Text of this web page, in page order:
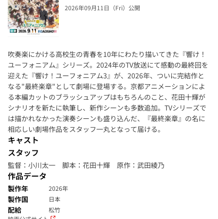
2026年09月11日（Fri）公開
吹奏楽にかける高校生の青春を10年にわたり描いてきた『響け！
ユーフォニアム』シリーズ。2024年のTV放送にて感動の最終回を
迎えた『響け！ユーフォニアム3』が、2026年、ついに完結作と
なる"最終楽章"として劇場に登場する。京都アニメーションによ
る本編カットのブラッシュアップはもちろんのこと、花田十輝が
シナリオを新たに執筆し、新作シーンも多数追加。TVシリーズで
は描かれなかった演奏シーンも盛り込んだ、『最終楽章』の名に
相応しい劇場作品をスタッフ一丸となって届ける。
キャスト
スタッフ
監督：小川太一 脚本：花田十輝 原作：武田綾乃
作品データ
製作年 2026年
製作国 日本
配給
松竹